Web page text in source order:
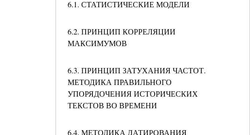
6.1. СТАТИСТИЧЕСКИЕ МОДЕЛИ
6.2. ПРИНЦИП КОРРЕЛЯЦИИ
МАКСИМУМОВ
6.3. ПРИНЦИП ЗАТУХАНИЯ ЧАСТОТ.
МЕТОДИКА ПРАВИЛЬНОГО
УПОРЯДОЧЕНИЯ ИСТОРИЧЕСКИХ
ТЕКСТОВ ВО ВРЕМЕНИ
6.4. МЕТОДИКА ДАТИРОВАНИЯ